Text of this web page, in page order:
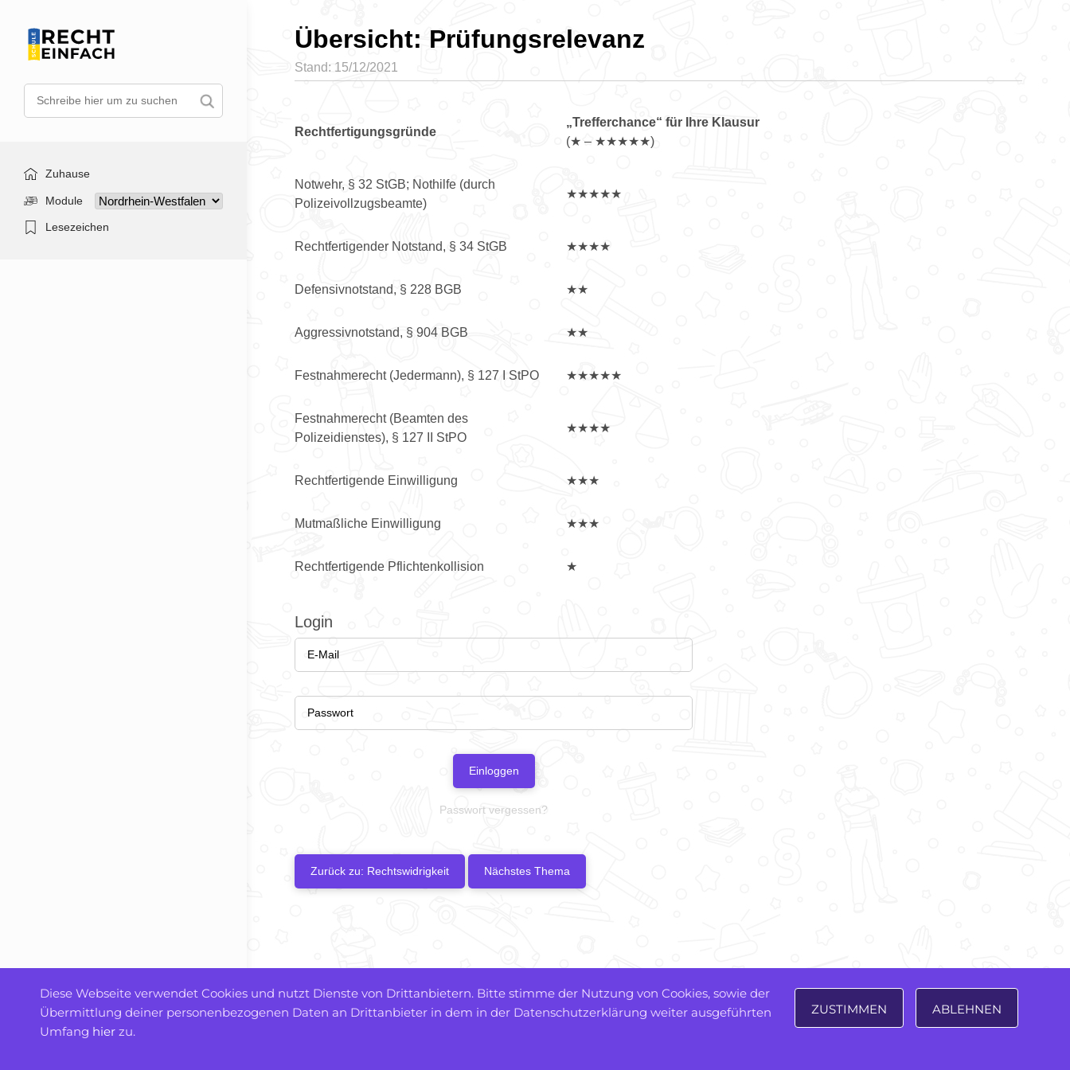
Zuhause
Module
Lesezeichen
Übersicht: Prüfungsrelevanz
Stand: 15/12/2021
Rechtfertigungsgründe
„Trefferchance“ für Ihre Klausur
(★ – ★★★★★)
Notwehr, § 32 StGB; Nothilfe (durch
Polizeivollzugsbeamte)
★★★★★
Rechtfertigender Notstand, § 34 StGB ★★★★
Defensivnotstand, § 228 BGB ★★
Aggressivnotstand, § 904 BGB ★★
Festnahmerecht (Jedermann), § 127 I StPO ★★★★★
Festnahmerecht (Beamten des
Polizeidienstes), § 127 II StPO
★★★★
Rechtfertigende Einwilligung ★★★
Mutmaßliche Einwilligung ★★★
Rechtfertigende Pflichtenkollision ★
Login
Einloggen
Passwort vergessen?
Zurück zu: Rechtswidrigkeit Nächstes Thema
Diese Webseite verwendet Cookies und nutzt Dienste von Drittanbietern. Bitte stimme der Nutzung von Cookies, sowie der
Übermittlung deiner personenbezogenen Daten an Drittanbieter in dem in der Datenschutzerklärung weiter ausgeführten
Umfang hier zu.
ZUSTIMMEN ABLEHNEN